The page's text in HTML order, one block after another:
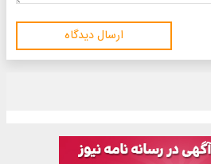
ارسال دیدگاه